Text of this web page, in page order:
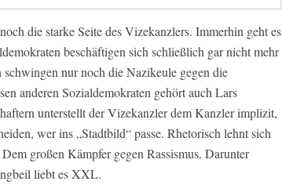
die starke Seite des Vizekanzlers. Immerhin geht es
beschäftigen sich schließlich gar nicht mehr
nur noch die Nazikeule gegen die
anderen Sozialdemokraten gehört auch Lars
unterstellt der Vizekanzler dem Kanzler implizit,
wer ins „Stadtbild“ passe. Rhetorisch lehnt sich
großen Kämpfer gegen Rassismus. Darunter
liebt es XXL.